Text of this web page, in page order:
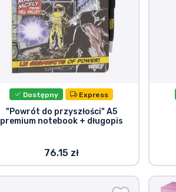
Dostępny Express
"Powrót do przyszłości" A5
premium notebook + długopis
76.15 zł